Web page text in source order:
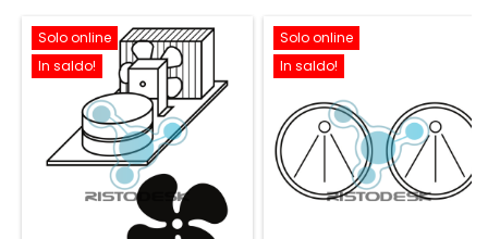
Solo online
In saldo!
Solo online
In saldo!